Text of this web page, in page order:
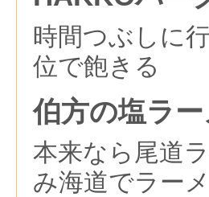
時間つぶしに
位で飽きる
伯方の塩ラ
本来なら尾道
み海道でラー